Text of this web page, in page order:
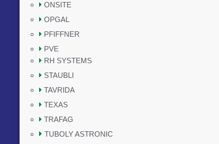
ONSITE
OPGAL
PFIFFNER
PVE
RH SYSTEMS
STAUBLI
TAVRIDA
TEXAS
TRAFAG
TUBOLY ASTRONIC